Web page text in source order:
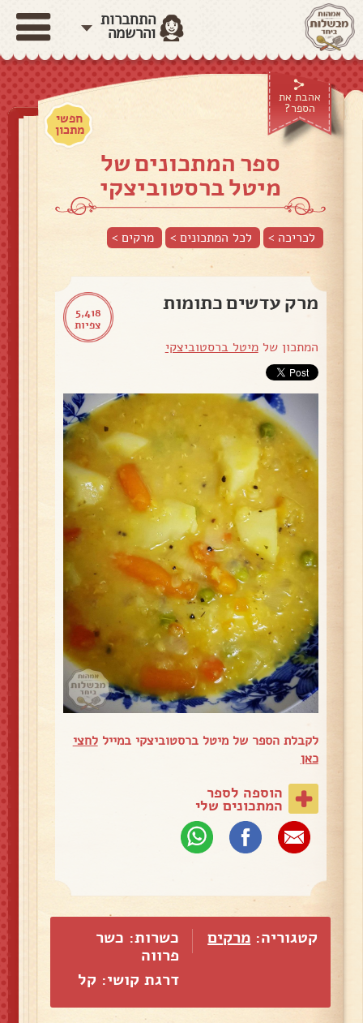
התחברות
והרשמה
אהבת את
הספר?
חפשי
מתכון
ספר המתכונים של
מיטל ברסטוביצקי
לכריכה > לכל המתכונים > מרקים>
5,418
צפיות
מרק עדשים כתומות
המתכון שלמיטל ברסטוביצקי
לקבלת הספר של מיטל ברסטוביצקי במייללחצי
כאן
הוספה לספר
המתכונים שלי
קטגוריה: מרקים
כשרות: כשר
פרווה
דרגת קושי: קל